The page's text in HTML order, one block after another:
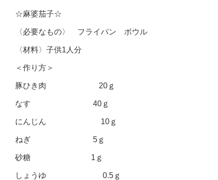
☆麻婆茄子☆
〈必要なもの〉 フライパン ボウル
〈材料〉子供1人分
＜作り方＞
豚ひき肉 20ｇ
なす 40ｇ
にんじん 10ｇ
ねぎ 5ｇ
砂糖 1ｇ
しょうゆ 0.5ｇ